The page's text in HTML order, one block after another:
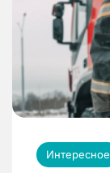
Интересное